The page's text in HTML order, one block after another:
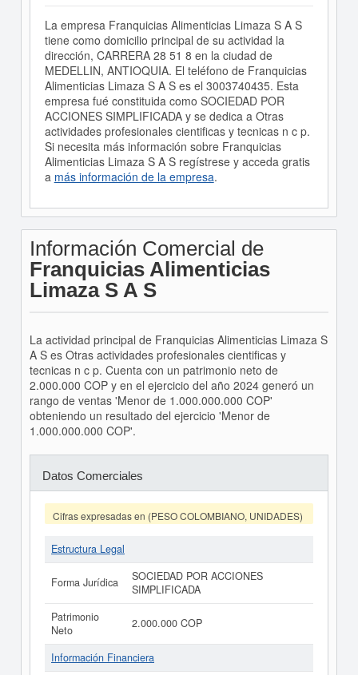
La empresa Franquicias Alimenticias Limaza S A S
tiene como domicilio principal de su actividad la
dirección, CARRERA 28 51 8 en la ciudad de
MEDELLIN, ANTIOQUIA. El teléfono de Franquicias
Alimenticias Limaza S A S es el 3003740435. Esta
empresa fué constituida como SOCIEDAD POR
ACCIONES SIMPLIFICADA y se dedica a Otras
actividades profesionales cientificas y tecnicas n c p.
Si necesita más información sobre Franquicias
Alimenticias Limaza S A S regístrese y acceda gratis
a más información de la empresa.
Información Comercial de
Franquicias Alimenticias
Limaza S A S
La actividad principal de Franquicias Alimenticias Limaza S
A S es Otras actividades profesionales cientificas y
tecnicas n c p. Cuenta con un patrimonio neto de
2.000.000 COP y en el ejercicio del año 2024 generó un
rango de ventas 'Menor de 1.000.000.000 COP'
obteniendo un resultado del ejercicio 'Menor de
1.000.000.000 COP'.
Datos Comerciales
Cifras expresadas en (PESO COLOMBIANO, UNIDADES)
Estructura Legal
Forma Jurídica
SOCIEDAD POR ACCIONES
SIMPLIFICADA
Patrimonio
Neto
2.000.000 COP
Información Financiera